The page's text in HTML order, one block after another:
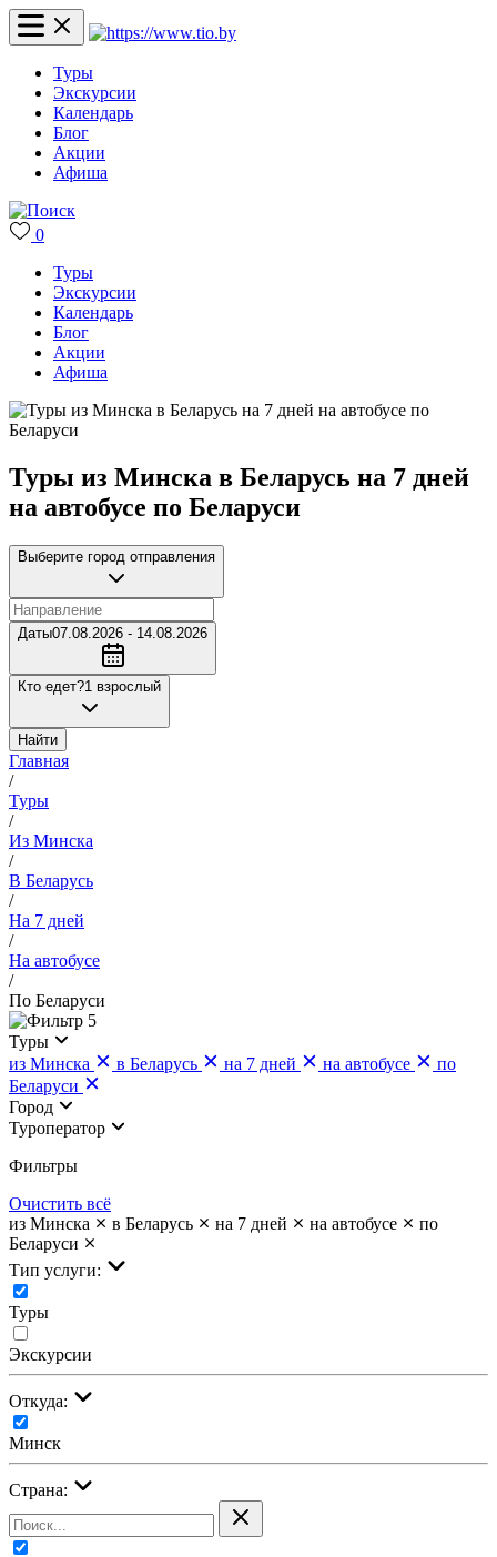
Туры
Экскурсии
Календарь
Блог
Акции
Афиша
0
Туры
Экскурсии
Календарь
Блог
Акции
Афиша
Туры из Минска в Беларусь на 7 дней
на автобусе по Беларуси
Выберите город отправления
Даты07.08.2026 - 14.08.2026
Кто едет?1 взрослый
Найти
Главная
/
Туры
/
Из Минска
/
В Беларусь
/
На 7 дней
/
На автобусе
/
По Беларуси
5
Туры
из Минска
в Беларусь на 7 дней на автобусе
по
Беларуси
Город
Туроператор
Фильтры
Очистить всё
из Минска
в Беларусь на 7 дней на автобусе
по
Беларуси
Тип услуги:
Туры
Экскурсии
Откуда:
Минск
Страна: